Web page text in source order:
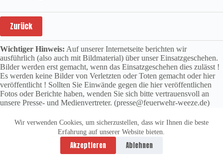
Wir verwenden Cookies, um sicherzustellen, dass wir Ihnen die beste
Erfahrung auf unserer Website bieten.
Akzeptieren Ablehnen
Zurück
Wichtiger Hinweis: Auf unserer Internetseite berichten wir
ausführlich (also auch mit Bildmaterial) über unser Einsatzgeschehen.
Bilder werden erst gemacht, wenn das Einsatzgeschehen dies zulässt !
Es werden keine Bilder von Verletzten oder Toten gemacht oder hier
veröffentlicht ! Sollten Sie Einwände gegen die hier veröffentlichen
Fotos oder Berichte haben, wenden Sie sich bitte vertrauensvoll an
unsere Presse- und Medienvertreter. (presse@feuerwehr-weeze.de)
Datenschutzerklärung
Impressum
Copyright © 2026 -
vitolution